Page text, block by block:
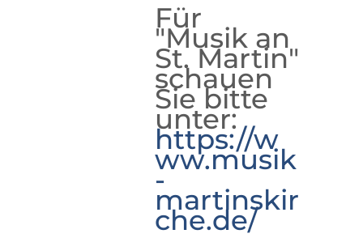
Für
"Musik an
St. Martin"
schauen
Sie bitte
unter:
https://w
ww.musik
-
martinskir
che.de/